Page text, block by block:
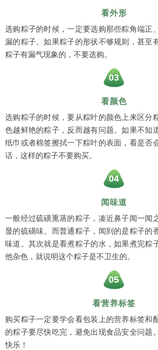
看外形
选购粽子的时候，一定要选购那些粽角端正
漏的粽子。如果粽子的形状不够规则，甚至
粽子有漏气现象的，不要选购。
03
看颜色
选购粽子的时候，要从粽叶的颜色上来区分
色越鲜艳的粽子，反而越有问题。如果不知
纸巾或者棉签擦拭一下粽叶的表面，看是否
话，这样的粽子不要购买。
04
闻味道
一般经过硫磺熏蒸的粽子，凑近鼻子闻一闻
显的硫磺味。而普通粽子，闻到的是粽子的
味道。其次就是看煮粽子的水，如果煮完粽
他杂色，就说明这个粽子是不卫生的。
05
看营养标签
购买粽子一定要学会看包装上的营养标签和
的粽子要尽快吃完，避免出现食品安全问题
快乐！